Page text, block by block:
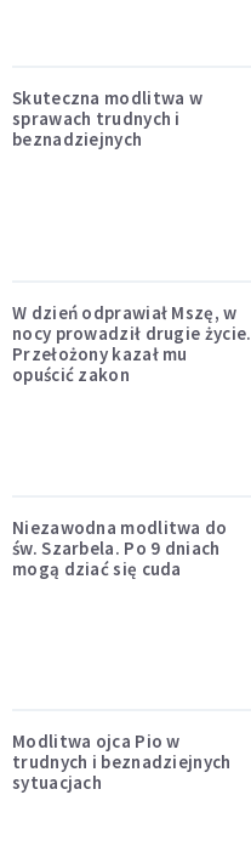
Skuteczna modlitwa w
sprawach trudnych i
beznadziejnych
W dzień odprawiał Mszę, w
nocy prowadził drugie życie.
Przełożony kazał mu
opuścić zakon
Niezawodna modlitwa do
św. Szarbela. Po 9 dniach
mogą dziać się cuda
Modlitwa ojca Pio w
trudnych i beznadziejnych
sytuacjach